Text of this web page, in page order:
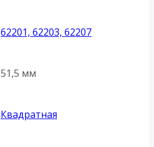
62201, 62203, 62207
51,5 мм
Квадратная